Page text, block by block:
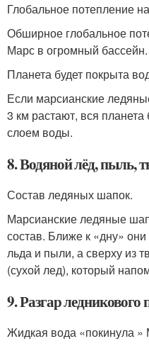
Глобальное потепление
Обширное глобальное
Марс в огромный бассейн.
Планета будет покрыта
Если марсианские
3 км растают, вся
слоем воды.
8. Водяной лёд, пыль,
Состав ледяных шапок.
Марсианские ледяные
состав. Ближе к «дну»
льда и пыли, а сверху из
(сухой лед), который
9. Разгар ледникового
Жидкая вода «покинула »